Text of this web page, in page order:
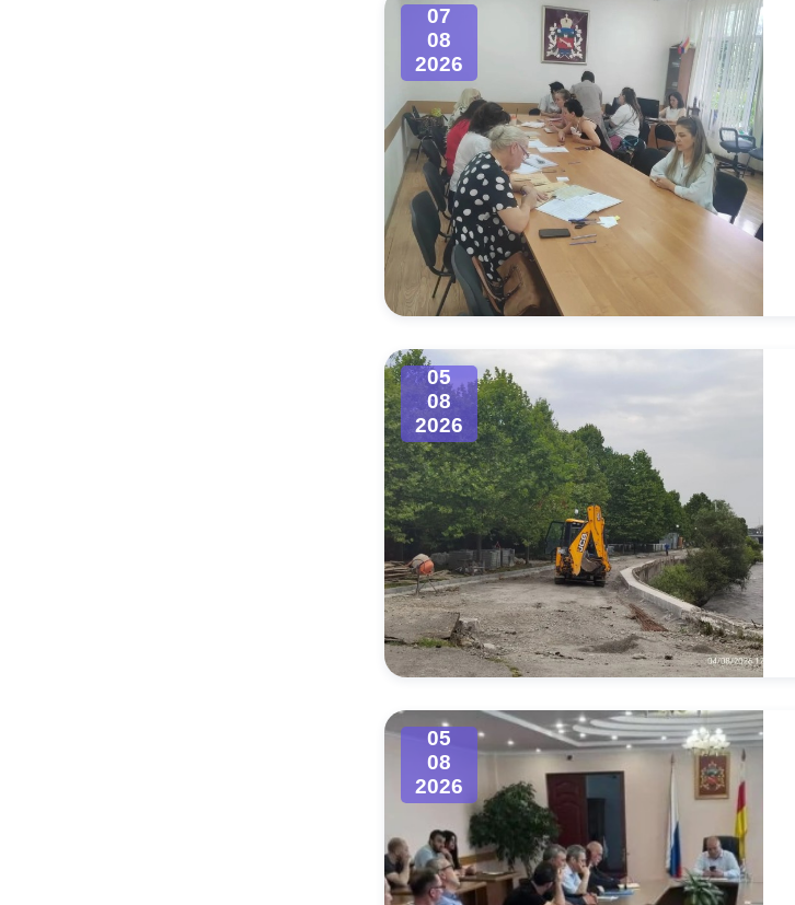
07
08
2026
05
08
2026
05
08
2026